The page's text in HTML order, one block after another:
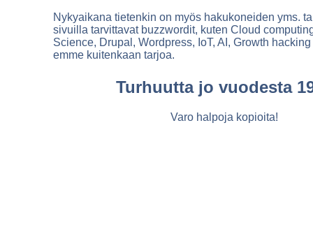
Nykyaikana tietenkin on myös hakukoneiden yms.
sivuilla tarvittavat buzzwordit, kuten Cloud
Science, Drupal, Wordpress, IoT, AI, Growth
emme kuitenkaan tarjoa.
Turhuutta jo vuodesta
Varo halpoja kopioita!